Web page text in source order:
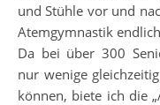
und Stühle vor und
Atemgymnastik
Da bei über 300
nur wenige
können, biete ich die